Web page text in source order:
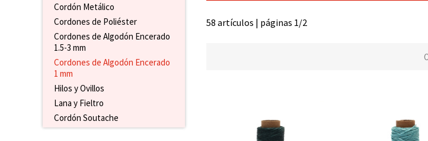
Cordón Metálico
Cordones de Poliéster
Cordones de Algodón Encerado
1.5-3 mm
Cordones de Algodón Encerado
1 mm
Hilos y Ovillos
Lana y Fieltro
Cordón Soutache
58 artículos | páginas 1/2